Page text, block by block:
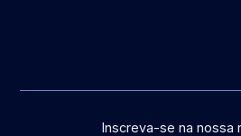
Inscreva-se na nossa